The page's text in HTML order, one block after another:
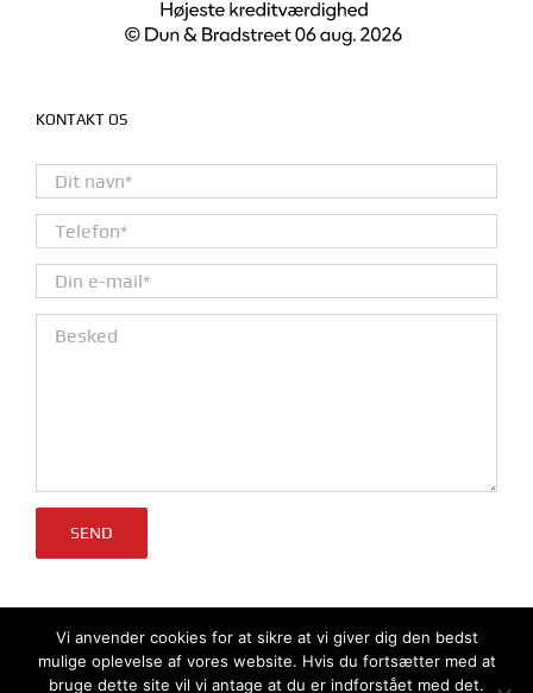
KONTAKT OS
Please leave this field empty.
Vi anvender cookies for at sikre at vi giver dig den bedst
mulige oplevelse af vores website. Hvis du fortsætter med at
bruge dette site vil vi antage at du er indforstået med det.